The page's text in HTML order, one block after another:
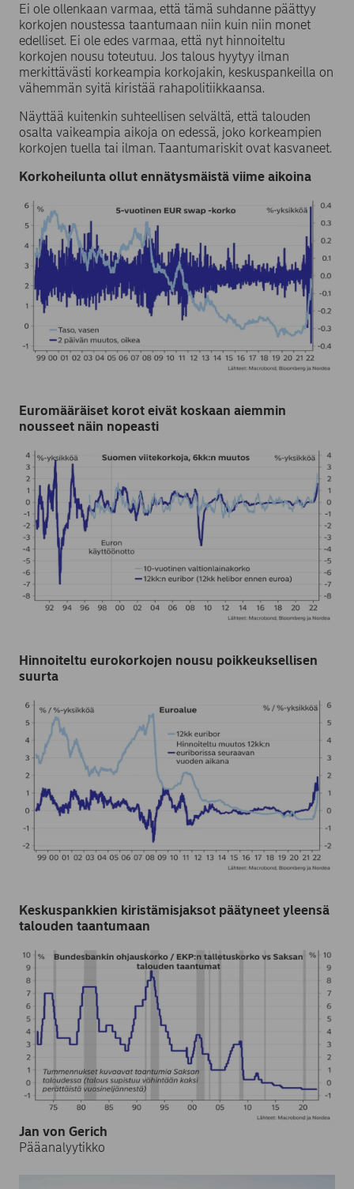
Ei ole ollenkaan varmaa, että tämä suhdanne päättyy
korkojen noustessa taantumaan niin kuin niin monet
edelliset. Ei ole edes varmaa, että nyt hinnoiteltu
korkojen nousu toteutuu. Jos talous hyytyy ilman
merkittävästi korkeampia korkojakin, keskuspankeilla on
vähemmän syitä kiristää rahapolitiikkaansa.
Näyttää kuitenkin suhteellisen selvältä, että talouden
osalta vaikeampia aikoja on edessä, joko korkeampien
korkojen tuella tai ilman. Taantumariskit ovat kasvaneet.
Korkoheilunta ollut ennätysmäistä viime aikoina
Euromääräiset korot eivät koskaan aiemmin
nousseet näin nopeasti
Hinnoiteltu eurokorkojen nousu poikkeuksellisen
suurta
Keskuspankkien kiristämisjaksot päätyneet yleensä
talouden taantumaan
Jan von Gerich
Pääanalyytikko